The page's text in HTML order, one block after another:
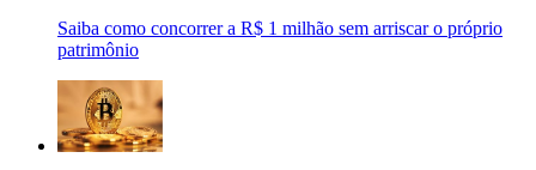
Saiba como concorrer a R$ 1 milhão sem arriscar o próprio
patrimônio